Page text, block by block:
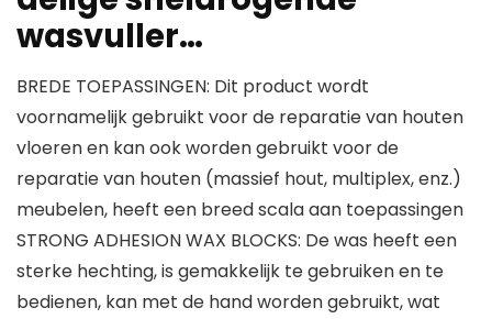
wasvuller…
BREDE TOEPASSINGEN: Dit product wordt
voornamelijk gebruikt voor de reparatie van houten
vloeren en kan ook worden gebruikt voor de
reparatie van houten (massief hout, multiplex, enz.)
meubelen, heeft een breed scala aan toepassingen
STRONG ADHESION WAX BLOCKS: De was heeft een
sterke hechting, is gemakkelijk te gebruiken en te
bedienen, kan met de hand worden gebruikt, wat